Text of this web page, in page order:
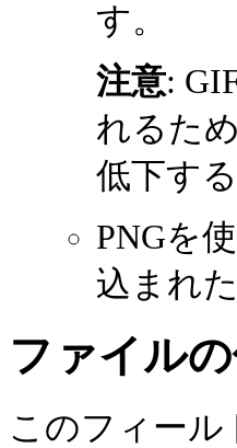
す。
注意:
れるた
低下す
PNGを
込まれ
ファイル
このフィール